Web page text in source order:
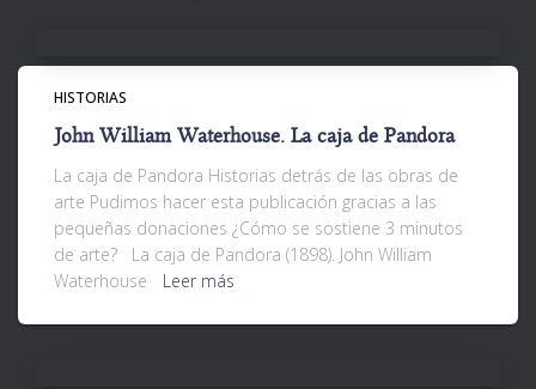
HISTORIAS
John William Waterhouse. La caja de Pandora
La caja de Pandora Historias detrás de las obras de
arte Pudimos hacer esta publicación gracias a las
pequeñas donaciones ¿Cómo se sostiene 3 minutos
de arte? La caja de Pandora (1898). John William
Waterhouse
Leer más